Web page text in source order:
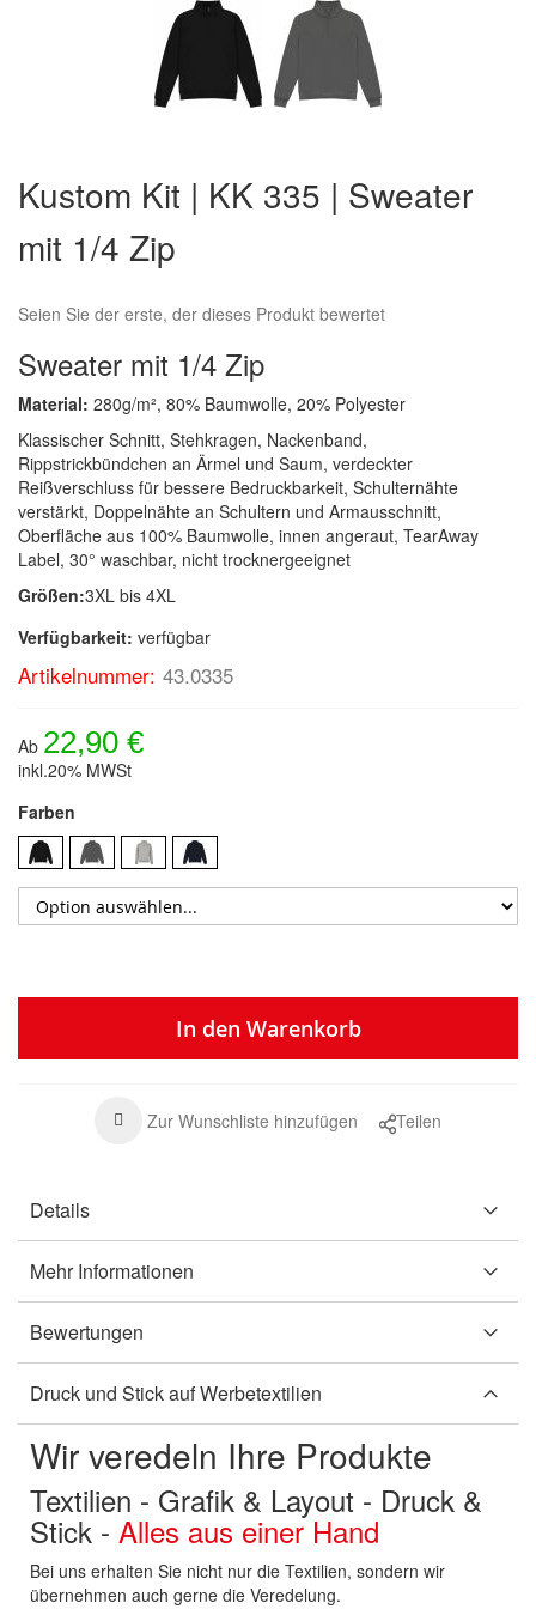
der
Bildergalerie
springen
Kustom Kit | KK 335 | Sweater
mit 1/4 Zip
Seien Sie der erste, der dieses Produkt bewertet
Sweater mit 1/4 Zip
Material: 280g/m², 80% Baumwolle, 20% Polyester
Klassischer Schnitt, Stehkragen, Nackenband,
Rippstrickbündchen an Ärmel und Saum, verdeckter
Reißverschluss für bessere Bedruckbarkeit, Schulternähte
verstärkt, Doppelnähte an Schultern und Armausschnitt,
Oberfläche aus 100% Baumwolle, innen angeraut, TearAway
Label, 30° waschbar, nicht trocknergeeignet
Größen:3XL bis 4XL
Verfügbarkeit: verfügbar
Artikelnummer: 43.0335
Ab 22,90 €
inkl.20% MWSt
Farben
In den Warenkorb
Zur Wunschliste hinzufügen Teilen
Details
Mehr Informationen
Bewertungen
Druck und Stick auf Werbetextilien
Wir veredeln Ihre Produkte
Textilien - Grafik & Layout - Druck &
Stick - Alles aus einer Hand
Bei uns erhalten Sie nicht nur die Textilien, sondern wir
übernehmen auch gerne die Veredelung.